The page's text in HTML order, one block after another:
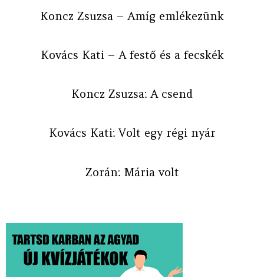
Koncz Zsuzsa – Amíg emlékezünk
Kovács Kati – A festő és a fecskék
Koncz Zsuzsa: A csend
Kovács Kati: Volt egy régi nyár
Zorán: Mária volt